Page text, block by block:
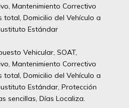
Mantenimiento Correctivo
Domicilio del Vehículo a
Estándar
Vehicular, SOAT,
Mantenimiento Correctivo
Domicilio del Vehículo a
Estándar, Protección
sencillas, Días Localiza.